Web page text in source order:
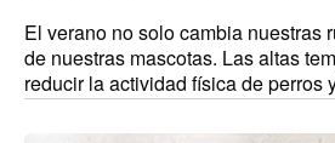
El verano no solo cambia nuestras
de nuestras mascotas. Las altas
reducir la actividad física de perros